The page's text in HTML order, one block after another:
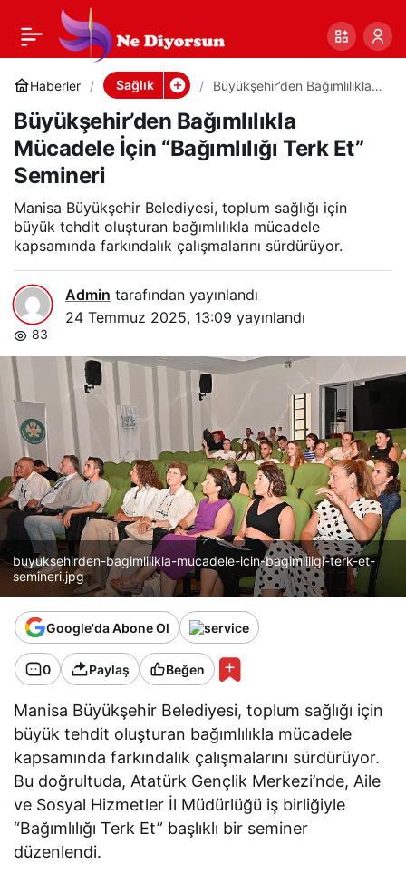
Haberler Sağlık
Büyükşehir’den Bağımlılıkla
Terk Et” Semineri
Büyükşehir’den Bağımlılıkla
Mücadele İçin “Bağımlılığı Terk Et”
Semineri
Manisa Büyükşehir Belediyesi, toplum sağlığı için
büyük tehdit oluşturan bağımlılıkla mücadele
kapsamında farkındalık çalışmalarını sürdürüyor.
Admin tarafından yayınlandı
24 Temmuz 2025, 13:09 yayınlandı
83
buyuksehirden-bagimlilikla-mucadele-icin-bagimliligi-terk-et-
semineri.jpg
Google'da Abone Ol
0 Paylaş Beğen
Manisa Büyükşehir Belediyesi, toplum sağlığı için
büyük tehdit oluşturan bağımlılıkla mücadele
kapsamında farkındalık çalışmalarını sürdürüyor.
Bu doğrultuda, Atatürk Gençlik Merkezi’nde, Aile
ve Sosyal Hizmetler İl Müdürlüğü iş birliğiyle
“Bağımlılığı Terk Et” başlıklı bir seminer
düzenlendi.
Büyükşehir’den
Bağımlılıkla Mücadele
İçin “Bağımlılığı Terk
Et” Semineri
Paylaş